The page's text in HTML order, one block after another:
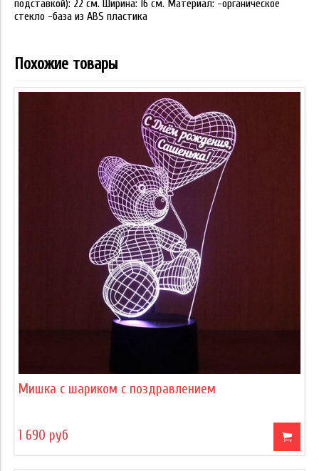
подставкой): 22 см. Ширина: 16 см. Материал: -органическое
стекло -база из ABS пластика
Похожие товары
Мишка с шариком с поздравлением
1 690 руб